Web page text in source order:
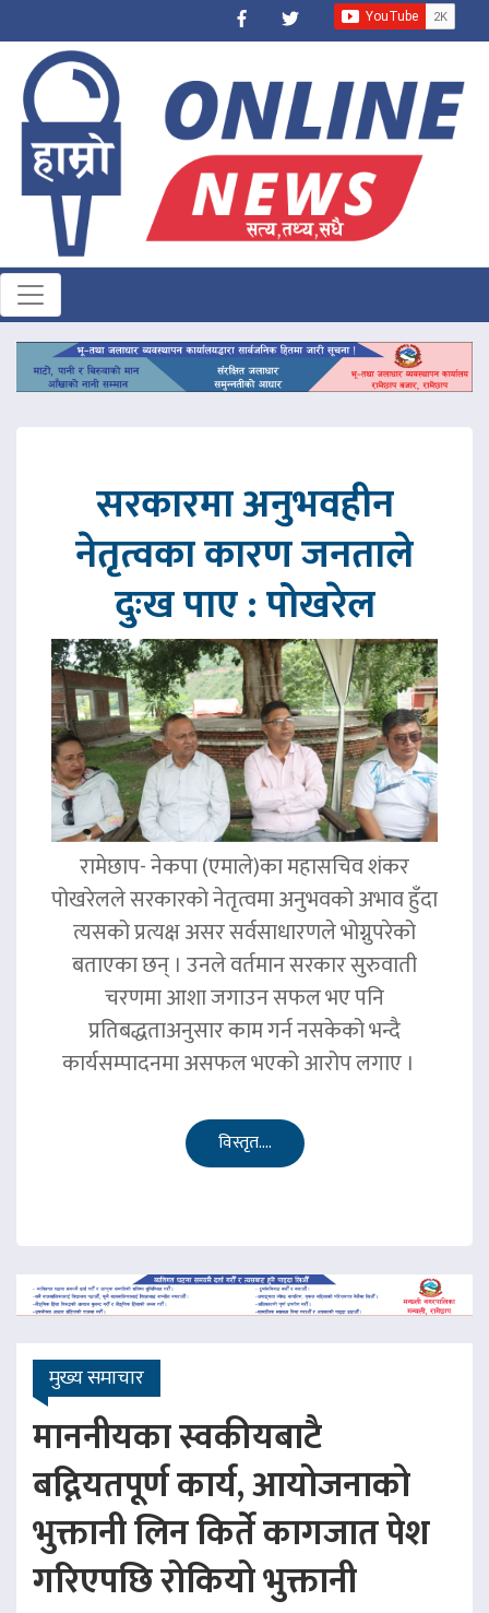
सरकारमा अनुभवहीन
नेतृत्वका कारण जनताले
दुःख पाए : पोखरेल
रामेछाप- नेकपा (एमाले)का महासचिव शंकर
पोखरेलले सरकारको नेतृत्वमा अनुभवको अभाव हुँदा
त्यसको प्रत्यक्ष असर सर्वसाधारणले भोग्नुपरेको
बताएका छन् । उनले वर्तमान सरकार सुरुवाती
चरणमा आशा जगाउन सफल भए पनि
प्रतिबद्धताअनुसार काम गर्न नसकेको भन्दै
कार्यसम्पादनमा असफल भएको आरोप लगाए ।
विस्तृत....
मुख्य समाचार
माननीयका स्वकीयबाटै
बद्नियतपूर्ण कार्य, आयोजनाको
भुक्तानी लिन किर्ते कागजात पेश
गरिएपछि रोकियो भुक्तानी